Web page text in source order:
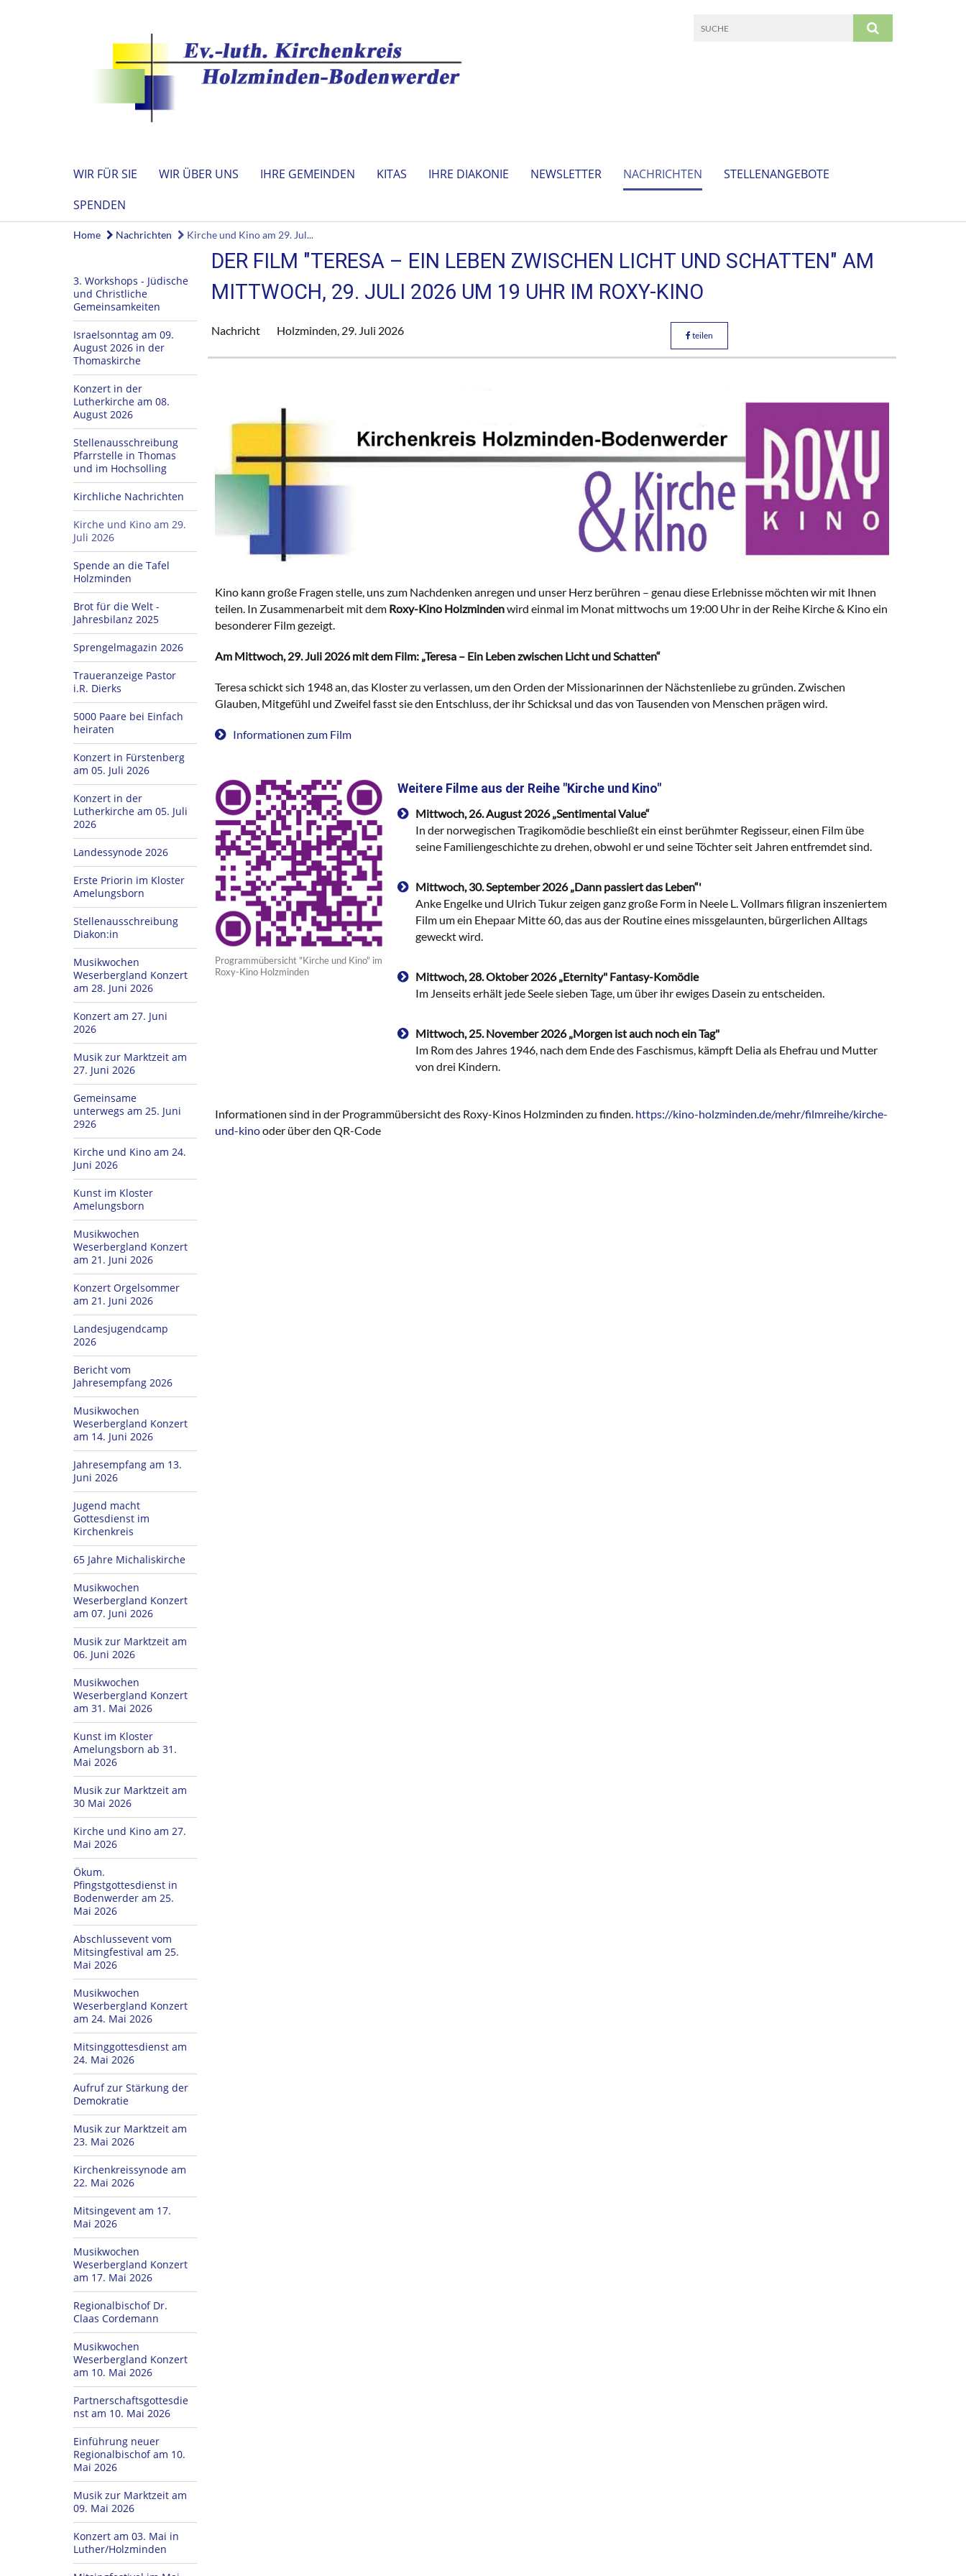
WIR FÜR SIE WIR ÜBER UNS IHRE GEMEINDEN KITAS IHRE DIAKONIE NEWSLETTER NACHRICHTEN
STELLENANGEBOTE
SPENDEN
Home Nachrichten Kirche und Kino am 29. Jul...
3. Workshops - Jüdische
und Christliche
Gemeinsamkeiten
Israelsonntag am 09.
August 2026 in der
Thomaskirche
Konzert in der
Lutherkirche am 08.
August 2026
Stellenausschreibung
Pfarrstelle in Thomas
und im Hochsolling
Kirchliche Nachrichten
Kirche und Kino am 29.
Juli 2026
Spende an die Tafel
Holzminden
Brot für die Welt -
Jahresbilanz 2025
Sprengelmagazin 2026
Traueranzeige Pastor
i.R. Dierks
5000 Paare bei Einfach
heiraten
Konzert in Fürstenberg
am 05. Juli 2026
Konzert in der
Lutherkirche am 05. Juli
2026
Landessynode 2026
Erste Priorin im Kloster
Amelungsborn
Stellenausschreibung
Diakon:in
Musikwochen
Weserbergland Konzert
am 28. Juni 2026
Konzert am 27. Juni
2026
Musik zur Marktzeit am
27. Juni 2026
Gemeinsame
unterwegs am 25. Juni
2926
Kirche und Kino am 24.
Juni 2026
Kunst im Kloster
Amelungsborn
Musikwochen
Weserbergland Konzert
am 21. Juni 2026
Konzert Orgelsommer
am 21. Juni 2026
Landesjugendcamp
2026
Bericht vom
Jahresempfang 2026
Musikwochen
Weserbergland Konzert
am 14. Juni 2026
Jahresempfang am 13.
Juni 2026
Jugend macht
Gottesdienst im
Kirchenkreis
65 Jahre Michaliskirche
Musikwochen
Weserbergland Konzert
am 07. Juni 2026
Musik zur Marktzeit am
06. Juni 2026
Musikwochen
Weserbergland Konzert
am 31. Mai 2026
Kunst im Kloster
Amelungsborn ab 31.
Mai 2026
Musik zur Marktzeit am
30 Mai 2026
Kirche und Kino am 27.
Mai 2026
Ökum.
Pfingstgottesdienst in
Bodenwerder am 25.
Mai 2026
Abschlussevent vom
Mitsingfestival am 25.
Mai 2026
Musikwochen
Weserbergland Konzert
am 24. Mai 2026
Mitsinggottesdienst am
24. Mai 2026
Aufruf zur Stärkung der
Demokratie
Musik zur Marktzeit am
23. Mai 2026
Kirchenkreissynode am
22. Mai 2026
Mitsingevent am 17.
Mai 2026
Musikwochen
Weserbergland Konzert
am 17. Mai 2026
Regionalbischof Dr.
Claas Cordemann
Musikwochen
Weserbergland Konzert
am 10. Mai 2026
Partnerschaftsgottesdie
nst am 10. Mai 2026
Einführung neuer
Regionalbischof am 10.
Mai 2026
Musik zur Marktzeit am
09. Mai 2026
Konzert am 03. Mai in
Luther/Holzminden
DER FILM "TERESA – EIN LEBEN ZWISCHEN LICHT UND SCHATTEN" AM
MITTWOCH, 29. JULI 2026 UM 19 UHR IM ROXY-KINO
Nachricht Holzminden, 29. Juli 2026 teilen
Kino kann große Fragen stelle, uns zum Nachdenken anregen und unser Herz berühren – genau diese Erlebnisse möchten wir mit Ihnen
teilen. In Zusammenarbeit mit dem Roxy-Kino Holzmindenwird einmal im Monat mittwochs um 19:00 Uhr in der Reihe Kirche & Kino ein
besonderer Film gezeigt.
Am Mittwoch, 29. Juli 2026 mit dem Film: „Teresa – Ein Leben zwischen Licht und Schatten“
Teresa schickt sich 1948 an, das Kloster zu verlassen, um den Orden der Missionarinnen der Nächstenliebe zu gründen. Zwischen
Glauben, Mitgefühl und Zweifel fasst sie den Entschluss, der ihr Schicksal und das von Tausenden von Menschen prägen wird.
Informationen zum Film
Programmübersicht "Kirche und Kino" im
Roxy-Kino Holzminden
Weitere Filme aus der Reihe "Kirche und Kino"
Mittwoch, 26. August 2026 „Sentimental Value“
In der norwegischen Tragikomödie beschließt ein einst berühmter Regisseur, einen Film übe
seine Familiengeschichte zu drehen, obwohl er und seine Töchter seit Jahren entfremdet sind.
Mittwoch, 30. September 2026 „Dann passiert das Leben“'
Anke Engelke und Ulrich Tukur zeigen ganz große Form in Neele L. Vollmars filigran inszeniertem
Film um ein Ehepaar Mitte 60, das aus der Routine eines missgelaunten, bürgerlichen Alltags
geweckt wird.
Mittwoch, 28. Oktober 2026 „Eternity" Fantasy-Komödie
Im Jenseits erhält jede Seele sieben Tage, um über ihr ewiges Dasein zu entscheiden.
Mittwoch, 25. November 2026 „Morgen ist auch noch ein Tag"
Im Rom des Jahres 1946, nach dem Ende des Faschismus, kämpft Delia als Ehefrau und Mutter
von drei Kindern.
Informationen sind in der Programmübersicht des Roxy-Kinos Holzminden zu finden. https://kino-holzminden.de/mehr/filmreihe/kirche-
und-kinooder über den QR-Code